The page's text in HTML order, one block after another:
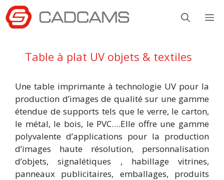
Aller
au
contenu
Table à plat UV objets & textiles
Une table imprimante à technologie UV pour la
production d’images de qualité sur une gamme
étendue de supports tels que le verre, le carton,
le métal, le bois, le PVC….Elle offre une gamme
polyvalente d’applications pour la production
d’images haute résolution, personnalisation
d’objets, signalétiques , habillage vitrines,
panneaux publicitaires, emballages, produits